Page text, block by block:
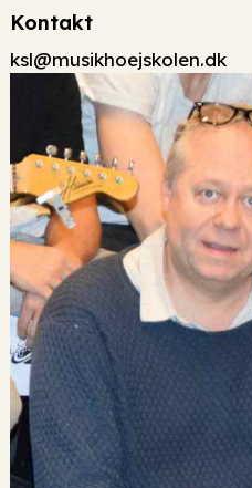
Kontakt
ksl@musikhoejskolen.dk